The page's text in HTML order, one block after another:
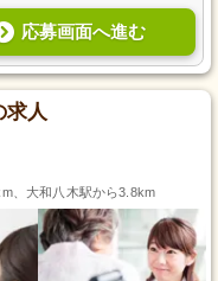
応募画面へ進む
求人
、大和八木駅から3.8km